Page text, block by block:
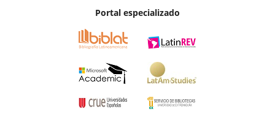
Portal especializado